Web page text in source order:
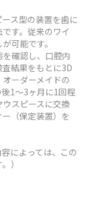
ス型の装置を歯に
す。従来のワイ
可能です。
確認し、口腔内
結果をもとに3D
ーダーメイドの
1～3ヶ月に1回程
スピースに交換
（保定装置）を
によっては、この
）